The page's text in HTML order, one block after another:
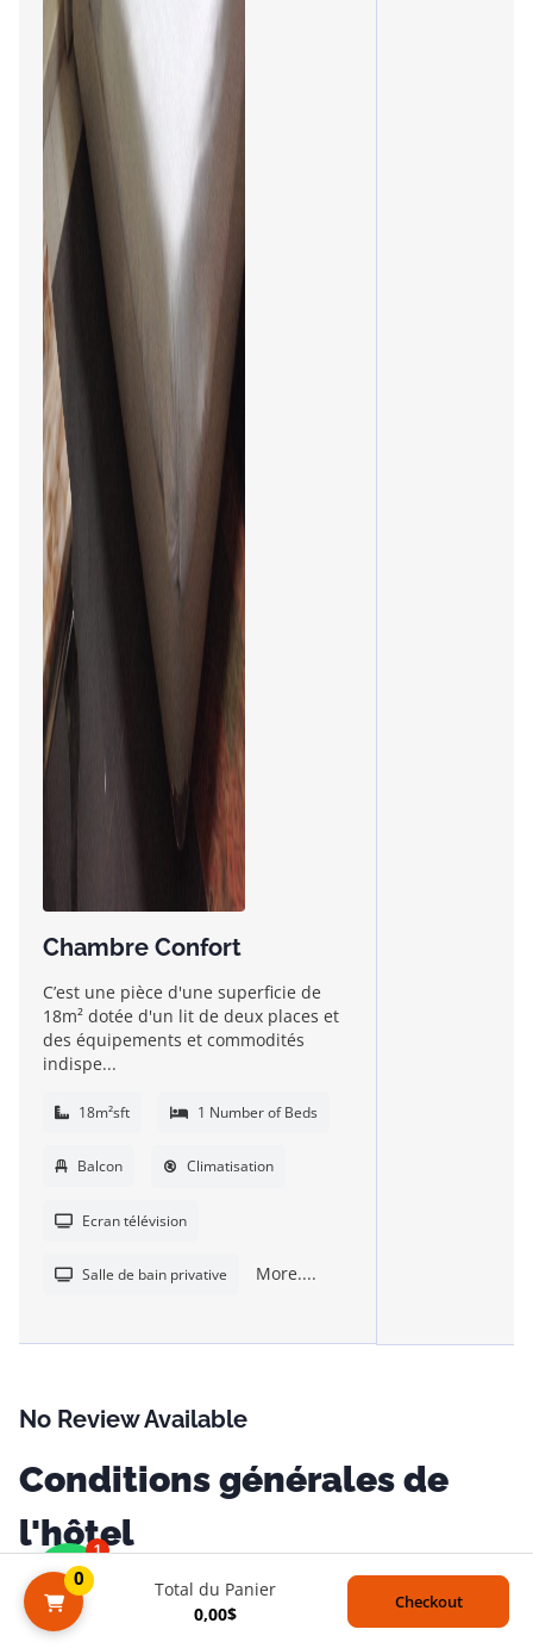
0
Total du Panier
0,00$
Checkout
Chambre Confort
C’est une pièce d'une superficie de
18m² dotée d'un lit de deux places et
des équipements et commodités
indispe...
18m²sft 1 Number of Beds
Balcon Climatisation
Ecran télévision
Salle de bain privative More....
No Review Available
Conditions générales de
l'hôtel
Article 1 : LES MODALITES D’ACCES
L’accès au sein de l’hôtel est conditionné par une
Besoin d'aide?
1